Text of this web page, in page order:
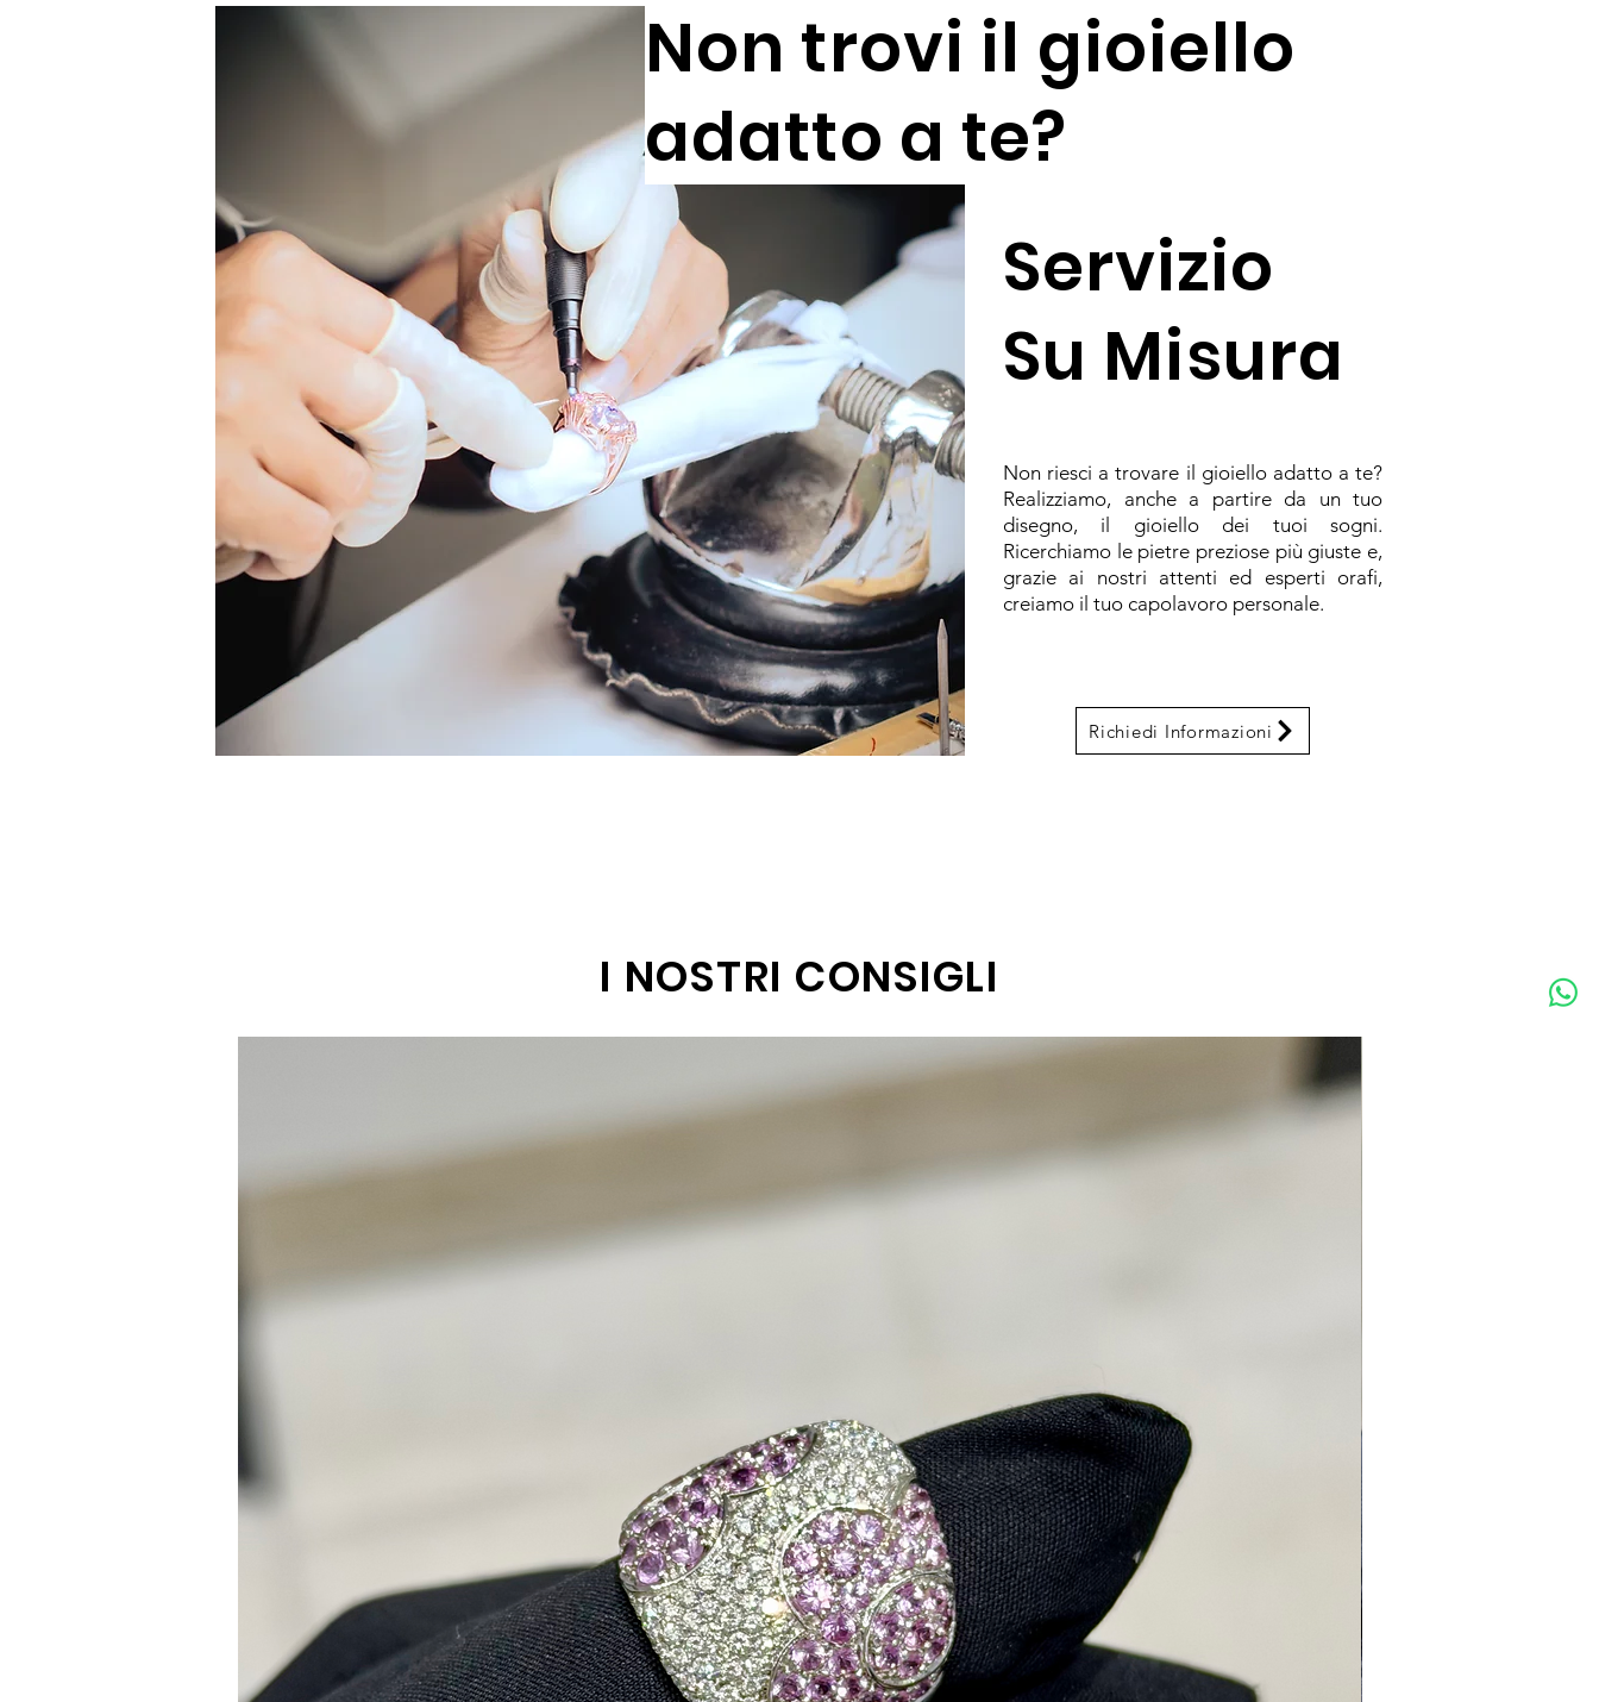
Non trovi il gioiello
adatto a te?
Non riesci a trovare il gioiello adatto a te?
Realizziamo, anche a partire da un tuo
disegno, il gioiello dei tuoi sogni.
Ricerchiamo le pietre preziose più giuste e,
grazie ai nostri attenti ed esperti orafi,
creiamo il tuo capolavoro personale.
Servizio
Su Misura
Richiedi Informazioni
I NOSTRI CONSIGLI